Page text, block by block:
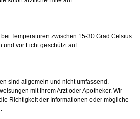
Temperaturen zwischen 15-30 Grad Celsius
und vor Licht geschützt auf.
sind allgemein und nicht umfassend.
mit Ihrem Arzt oder Apotheker. Wir
Richtigkeit der Informationen oder mögliche